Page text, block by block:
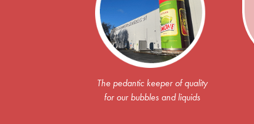
The pedantic keeper of quality
for our bubbles and liquids